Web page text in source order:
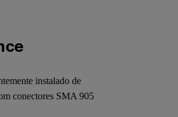
instalado de
conectores SMA 905